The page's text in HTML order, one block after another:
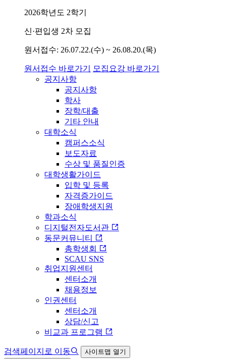
2026학년도 2학기
신·편입생 2차 모집
원서접수: 26.07.22.(수) ~ 26.08.20.(목)
원서접수 바로가기
모집요강 바로가기
공지사항
공지사항
학사
장학/대출
기타 안내
대학소식
캠퍼스소식
보도자료
수상 및 품질인증
대학생활가이드
입학 및 등록
자격증가이드
장애학생지원
학과소식
디지털전자도서관
동문커뮤니티
총학생회
SCAU SNS
취업지원센터
센터소개
채용정보
인권센터
센터소개
상담/신고
비교과 프로그램
검색페이지로 이동
사이트맵 열기